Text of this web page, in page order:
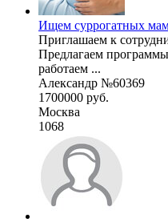
Ищем суррогатных
Приглашаем к
Предлагаем
работаем ...
Александр №60369
1700000 руб.
Москва
1068